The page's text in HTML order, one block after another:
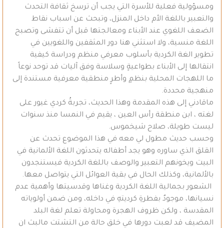
ومسؤولية فعلية للأسرة التي يجب أن ترسخ ثقافة التحدث
والتعبير باللغة الأم داخل المنزل، وتبحث عن اسباب نقاط
الضعف اللغوي عند الأبناء ومعالجتها قبل أن تتفشى وتصبح
اللغة منسية، ولا استثني هنا دور المثقفين واللغويين في
تطوير الغة الكردية بأسلوب معرفي منظم ودراسة كيفية
انتقالها إلى الأبناء بطواعيةٍ وسلاسة وفق آليات قد توحد نوعاً
ما اللهجات المحلية بنظمٍ وأطرٍ منطقية معرفية مستندة إلى
منهجية محددة.
ماقادني إلى هذه المقدمة وهذا الحديث، تجربةُ كردي غيور على
لغته ، ابن منطقة رأس العين ، يقيم في النمسا منذ سنوات
ليست طويلة، صلاح شيخموس.
وحسب حديث مطول لي معه في هذا الموضوع تحدث عن
القلق الذي ساوره وهو يجد أطفاله يتحدثون اللغة الألمانية في
البيت ويخونهم التعبير والوصف باللغة الكردية فيستنجدون
بالألمانية، وكذلك الحال في بقية العوائل التي يتواصل معها.
الشعور بجمالية اللغة الكردية وغناها وقدسيتها وأهمية عدم
نسيانها، موجودٌ بفطرةِ كرديتهِ في داخله، ومن ضمن أولوياته
المقدسة ، ولكن ظروف الهجرة ومحاولة تعلم لغة البلد
المضيف قد لعبت دورها في خلق حالة من التشتت مالبث ان